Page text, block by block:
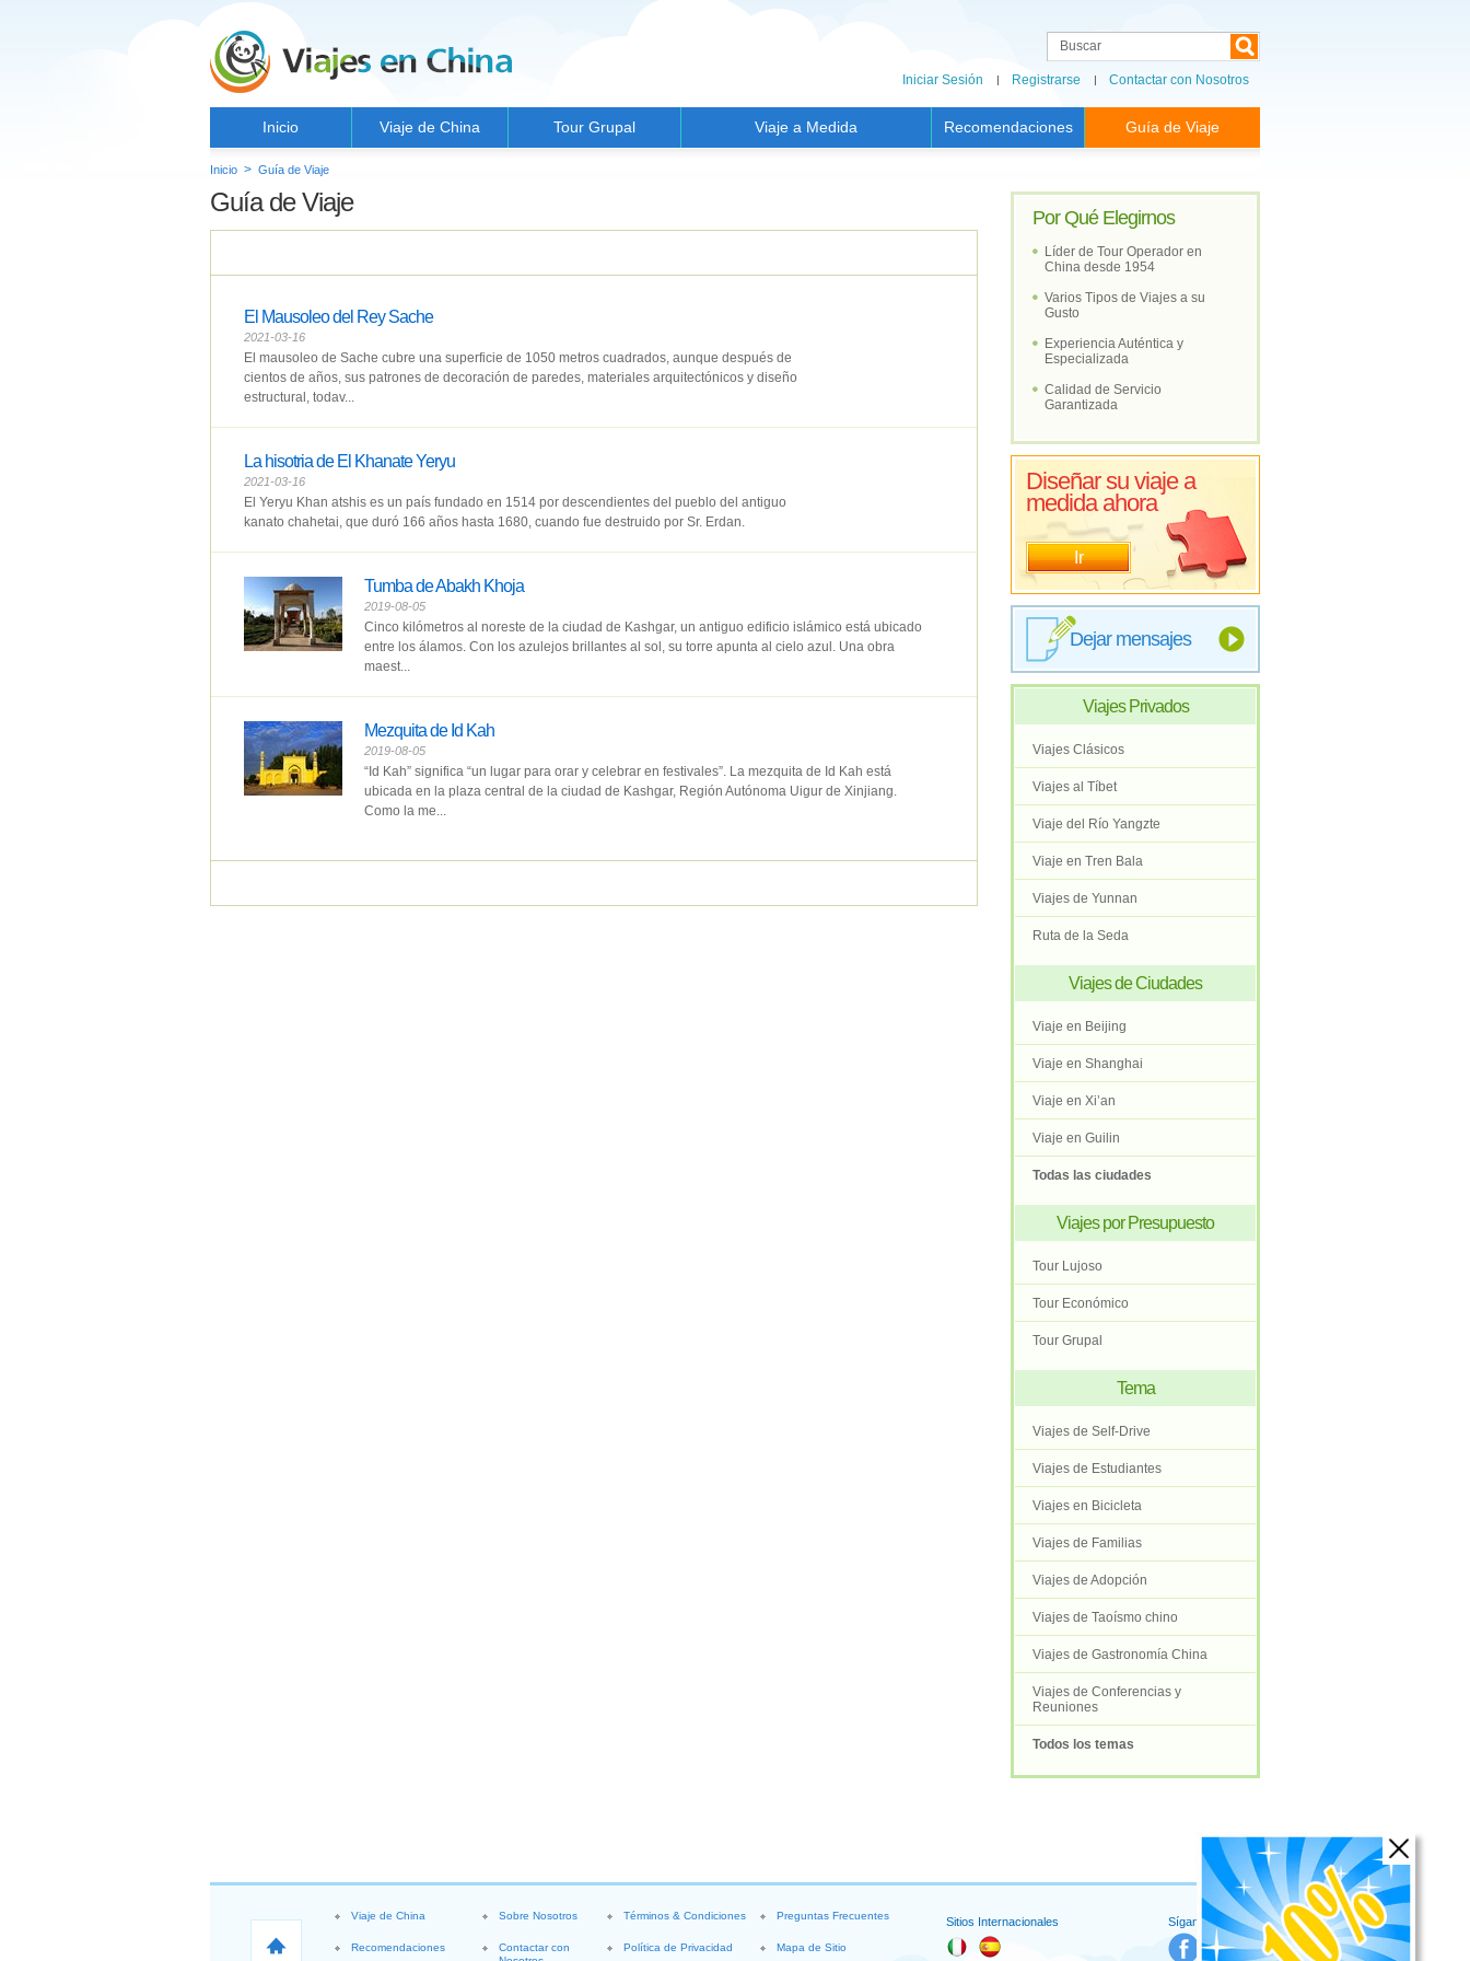
Iniciar Sesión Registrarse Contactar con Nosotros
Inicio Viaje de China Tour Grupal Viaje a Medida Recomendaciones Guía de Viaje
Inicio > Guía de Viaje
Por Qué Elegirnos
Líder de Tour Operador en
China desde 1954
Varios Tipos de Viajes a su
Gusto
Experiencia Auténtica y
Especializada
Calidad de Servicio
Garantizada
Diseñar su viaje a
medida ahora
Ir
Dejar mensajes
Viajes Privados
Viajes Clásicos
Viajes al Tíbet
Viaje del Río Yangzte
Viaje en Tren Bala
Viajes de Yunnan
Ruta de la Seda
Viajes de Ciudades
Viaje en Beijing
Viaje en Shanghai
Viaje en Xi’an
Viaje en Guilin
Todas las ciudades
Viajes por Presupuesto
Tour Lujoso
Tour Económico
Tour Grupal
Tema
Viajes de Self-Drive
Viajes de Estudiantes
Viajes en Bicicleta
Viajes de Familias
Viajes de Adopción
Viajes de Taoísmo chino
Viajes de Gastronomía China
Viajes de Conferencias y
Reuniones
Todos los temas
Guía de Viaje
El Mausoleo del Rey Sache
2021-03-16
El mausoleo de Sache cubre una superficie de 1050 metros cuadrados, aunque después de
cientos de años, sus patrones de decoración de paredes, materiales arquitectónicos y diseño
estructural, todav...
La hisotria de El Khanate Yeryu
2021-03-16
El Yeryu Khan atshis es un país fundado en 1514 por descendientes del pueblo del antiguo
kanato chahetai, que duró 166 años hasta 1680, cuando fue destruido por Sr. Erdan.
Tumba de Abakh Khoja
2019-08-05
Cinco kilómetros al noreste de la ciudad de Kashgar, un antiguo edificio islámico está ubicado
entre los álamos. Con los azulejos brillantes al sol, su torre apunta al cielo azul. Una obra
maest...
Mezquita de Id Kah
2019-08-05
“Id Kah” significa “un lugar para orar y celebrar en festivales”. La mezquita de Id Kah está
ubicada en la plaza central de la ciudad de Kashgar, Región Autónoma Uigur de Xinjiang.
Como la me...
Síganos en
Viaje de China
Recomendaciones
Sobre Nosotros
Contactar con
Términos & Condiciones
Política de Privacidad
Preguntas Frecuentes
Mapa de Sitio
Sitios Internacionales